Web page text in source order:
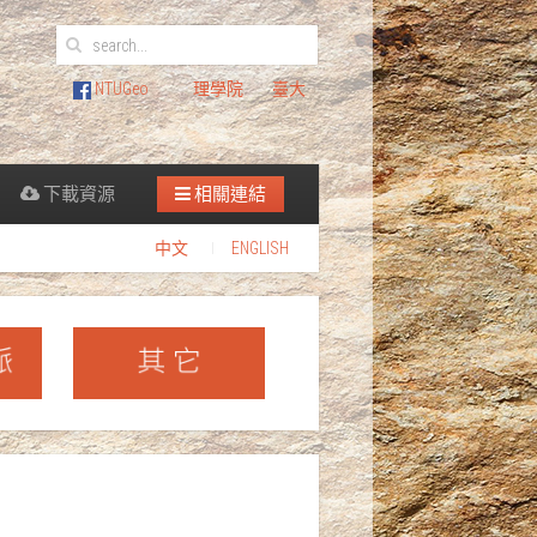
NTUGeo 理學院 臺大
下載資源 相關連結
中文 ENGLISH